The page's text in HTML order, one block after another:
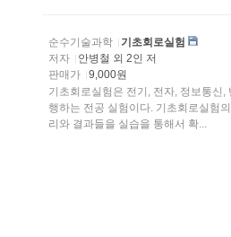
순수기술과학
기초회로실험
저자
안병철 외 2인 저
판매가
9,000원
기초회로실험은 전기, 전자, 정보통신
행하는 전공 실험이다. 기초회로실험의 목적은 회로이론 과목에서 강의를 통해
리와 결과들을 실습을 통해서 확...